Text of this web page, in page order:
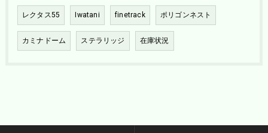
レクタス55 Iwatani finetrack ポリゴンネスト
カミナドーム ステラリッジ 在庫状況